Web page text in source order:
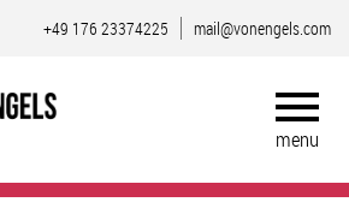
mail@vonengels.com
+49 176 23374225